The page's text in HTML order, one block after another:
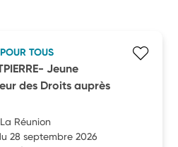
TOUS
Jeune
des Droits auprès
Réunion
28 septembre 2026